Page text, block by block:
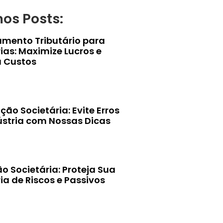
Posts:
Tributário para
Maximize Lucros e
Custos
Societária: Evite Erros
com Nossas Dicas
Societária: Proteja Sua
de Riscos e Passivos